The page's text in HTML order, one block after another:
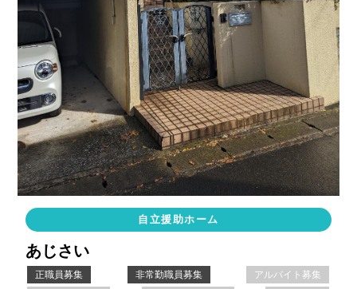
自立援助ホーム
あじさい
正職員募集 非常勤職員募集
アルバイト募集